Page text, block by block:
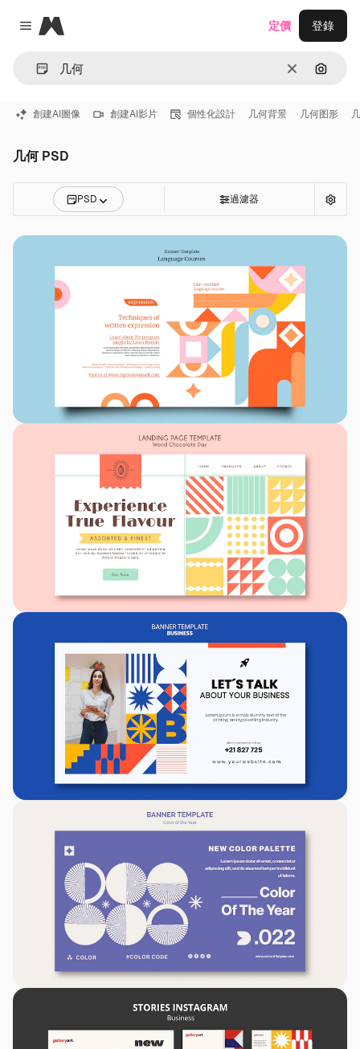
Close menu
Magnific
清除 通過圖
定價 登錄
創建AI圖像 創建AI影片 個性化設計 几何背景 几何图形
几何 PSD
PSD 過濾器